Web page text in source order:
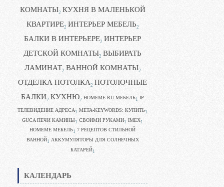
КОМНАТЫ2 КУХНЯ В МАЛЕНЬКОЙ
КВАРТИРЕ2 ИНТЕРЬЕР МЕБЕЛЬ2
БАЛКИ В ИНТЕРЬЕРЕ2 ИНТЕРЬЕР
ДЕТСКОЙ КОМНАТЫ2 ВЫБИРАТЬ
ЛАМИНАТ2 ВАННОЙ КОМНАТЫ2
ОТДЕЛКА ПОТОЛКА2 ПОТОЛОЧНЫЕ
БАЛКИ2 КУХНЮ2 HOMEME RU МЕБЕЛЬ1 IP
ТЕЛЕВИДЕНИЕ АДРЕСА 1 META-KEYWORDS: КУПИТЬ1
GUCA ПЕЧИ КАМИНЫ1 CВОИМИ РУКАМИ1 IMEX1
HOMEME МЕБЕЛЬ1 7 РЕЦЕПТОВ СТИЛЬНОЙ
ВАННОЙ1 АККУМУЛЯТОРЫ ДЛЯ СОЛНЕЧНЫХ
БАТАРЕЙ1
КАЛЕНДАРЬ